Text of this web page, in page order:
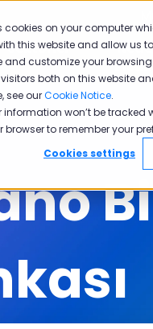
cookies on your computer
this website and allow us
and customize your
both on this website
see ourCookie Notice.
information won’t be tracked
browser to remember your
Cookies settings
için alt menüyü göster
Sektörler
Sektörler